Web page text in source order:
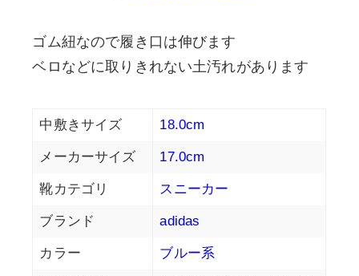
ゴム紐なので履き口は伸びます
ベロなどに取りきれない土汚れがあります
中敷きサイズ 18.0cm
メーカーサイズ 17.0cm
靴カテゴリ スニーカー
ブランド adidas
カラー ブルー系